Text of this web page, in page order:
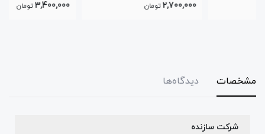
تومان
مشخصات دیدگاه‌ها
شرکت سازنده